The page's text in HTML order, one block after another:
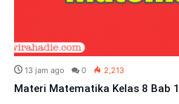
13 jam ago 0 2,213
Materi Matematika Kelas 8 Bab